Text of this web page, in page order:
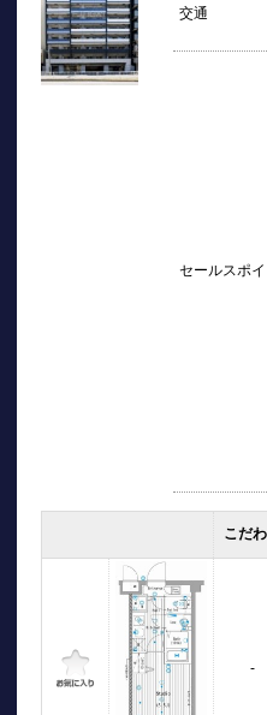
交通
セールスポ
こだ
-